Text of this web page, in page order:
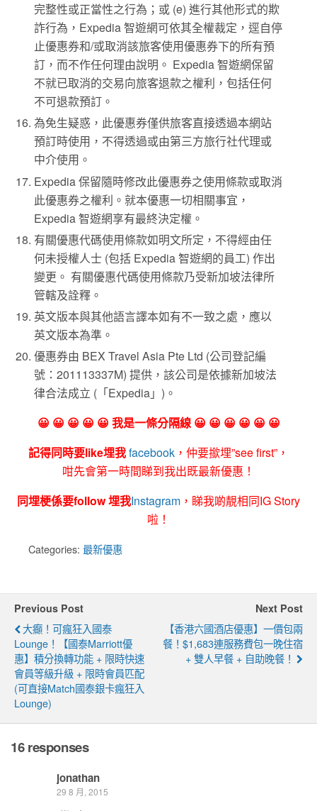
完整性或正當性之行為；或 (e) 進行其他形式的欺
詐行為，Expedia 智遊網可依其全權裁定，逕自停
止優惠券和/或取消該旅客使用優惠券下的所有預
訂，而不作任何理由說明。 Expedia 智遊網保留
不就已取消的交易向旅客退款之權利，包括任何
不可退款預訂。
為免生疑惑，此優惠券僅供旅客直接透過本網站
預訂時使用，不得透過或由第三方旅行社代理或
中介使用。
Expedia 保留隨時修改此優惠券之使用條款或取消
此優惠券之權利。就本優惠一切相關事宜，
Expedia 智遊網享有最終決定權。
有關優惠代碼使用條款如明文所定，不得經由任
何未授權人士 (包括 Expedia 智遊網的員工) 作出
變更。 有關優惠代碼使用條款乃受新加坡法律所
管轄及詮釋。
英文版本與其他語言譯本如有不一致之處，應以
英文版本為準。
優惠券由 BEX Travel Asia Pte Ltd (公司登記編
號：201113337M) 提供，該公司是依據新加坡法
律合法成立 (「Expedia」)。
😀 😀 😀 😀 😀 我是一條分隔線 😀 😀 😀 😀 😀 😀
記得同時要like埋我facebook ，仲要撳埋”see first”，
咁先會第一時間睇到我出既最新優惠！
同埋梗係要follow 埋我Instagram ，睇我啲靚相同IG Story
啦！
Categories: 最新優惠
Previous Post
大癲！可瘋狂入國泰
Lounge！【國泰Marriott優
惠】積分換轉功能 + 限時快速
會員等級升級 + 限時會員匹配
(可直接match國泰銀卡瘋狂入
Lounge)
Next Post
【香港六國酒店優惠】一價包兩
餐！$1,683連服務費包一晚住宿
+ 雙人早餐 + 自助晚餐！
16 responses
jonathan
29 8 月, 2015